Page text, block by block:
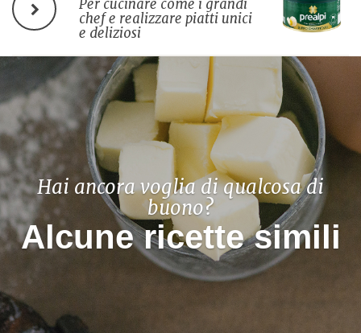
Per cucinare come i grandi
chef e realizzare piatti unici
e deliziosi
Hai ancora voglia di qualcosa di
buono?
Alcune ricette simili